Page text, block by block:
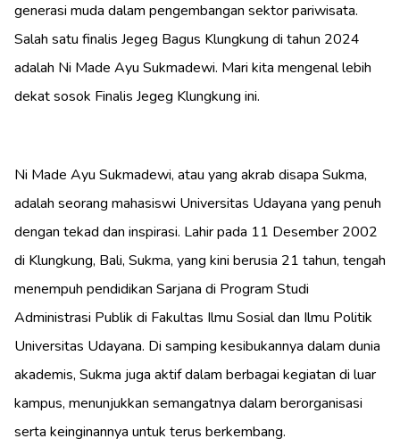
generasi muda dalam pengembangan sektor pariwisata.
Salah satu finalis Jegeg Bagus Klungkung di tahun 2024
adalah Ni Made Ayu Sukmadewi. Mari kita mengenal lebih
dekat sosok Finalis Jegeg Klungkung ini.
Ni Made Ayu Sukmadewi, atau yang akrab disapa Sukma,
adalah seorang mahasiswi Universitas Udayana yang penuh
dengan tekad dan inspirasi. Lahir pada 11 Desember 2002
di Klungkung, Bali, Sukma, yang kini berusia 21 tahun, tengah
menempuh pendidikan Sarjana di Program Studi
Administrasi Publik di Fakultas Ilmu Sosial dan Ilmu Politik
Universitas Udayana. Di samping kesibukannya dalam dunia
akademis, Sukma juga aktif dalam berbagai kegiatan di luar
kampus, menunjukkan semangatnya dalam berorganisasi
serta keinginannya untuk terus berkembang.